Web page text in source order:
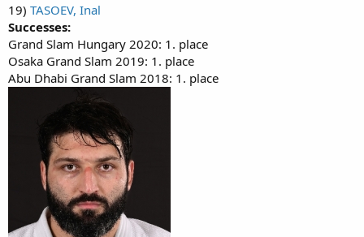
19) TASOEV, Inal
Successes:
Grand Slam Hungary 2020: 1. place
Osaka Grand Slam 2019: 1. place
Abu Dhabi Grand Slam 2018: 1. place